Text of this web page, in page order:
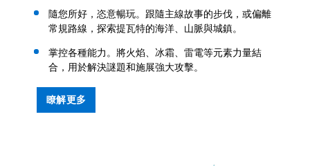
隨您所好，恣意暢玩。跟隨主線故事的步伐，或偏離
常規路線，探索提瓦特的海洋、山脈與城鎮。
掌控各種能力。將火焰、冰霜、雷電等元素力量結
合，用於解決謎題和施展強大攻擊。
瞭解更多